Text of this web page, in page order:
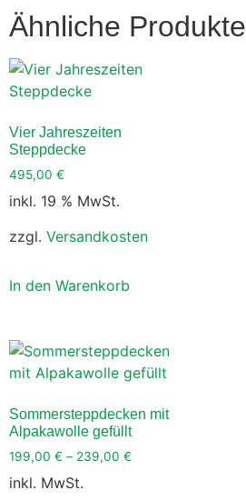
Ähnliche Produkte
Vier Jahreszeiten
Steppdecke
495,00 €
inkl. 19 % MwSt.
zzgl. Versandkosten
In den Warenkorb
Sommersteppdecken mit
Alpakawolle gefüllt
199,00 € – 239,00 €
inkl. MwSt.